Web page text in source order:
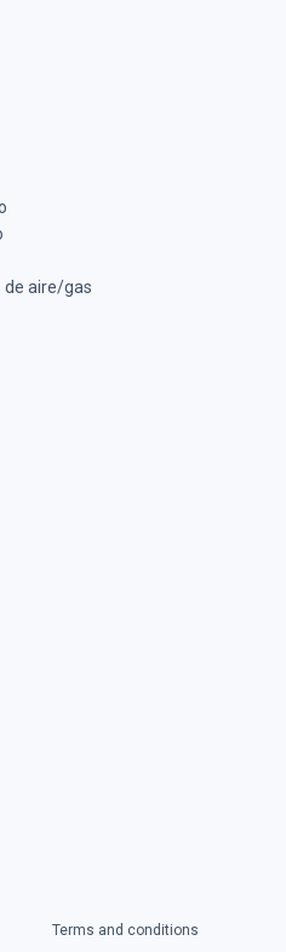
de aire/gas
Terms and conditions